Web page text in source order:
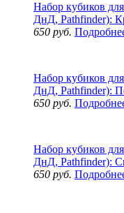
Набор кубиков
ДнД, Pathfinder):
650 руб.
Набор кубиков
ДнД, Pathfinder):
650 руб.
Набор кубиков
ДнД, Pathfinder):
650 руб.